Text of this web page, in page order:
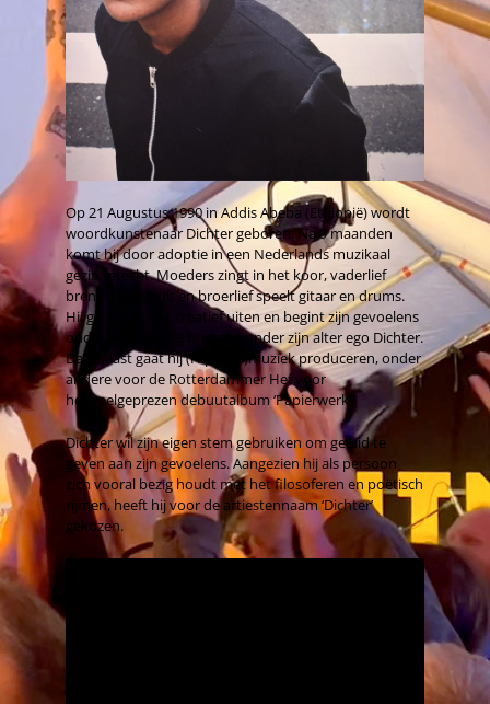
Op 21 Augustus 1990 in Addis Abeba (Ethiopië) wordt
woordkunstenaar Dichter geboren. Na 9 maanden
komt hij door adoptie in een Nederlands muzikaal
gezin terecht. Moeders zingt in het koor, vaderlief
brengt platen uit en broerlief speelt gitaar en drums.
Hij gaat zich ook creatief uiten en begint zijn gevoelens
onder woorden te brengen onder zijn alter ego Dichter.
Daarnaast gaat hij (Hiphop-)muziek produceren, onder
andere voor de Rotterdammer Hef voor
het veelgeprezen debuutalbum ‘Papierwerk’.
Dichter wil zijn eigen stem gebruiken om geluid te
geven aan zijn gevoelens. Aangezien hij als persoon
zich vooral bezig houdt met het filosoferen en poëtisch
rijmen, heeft hij voor de artiestennaam ‘Dichter’
gekozen.